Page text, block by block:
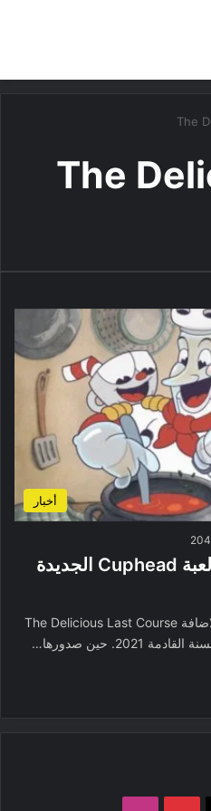
The
The
أخبار
204
الاعلان عن تأجيل اضافة لعبة Cuphead الجديدة
أعلن استوديو MDRH عن تأجيلهم لاضافة The Delicious Last Course